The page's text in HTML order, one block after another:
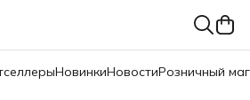
НовинкиНовостиРозничный